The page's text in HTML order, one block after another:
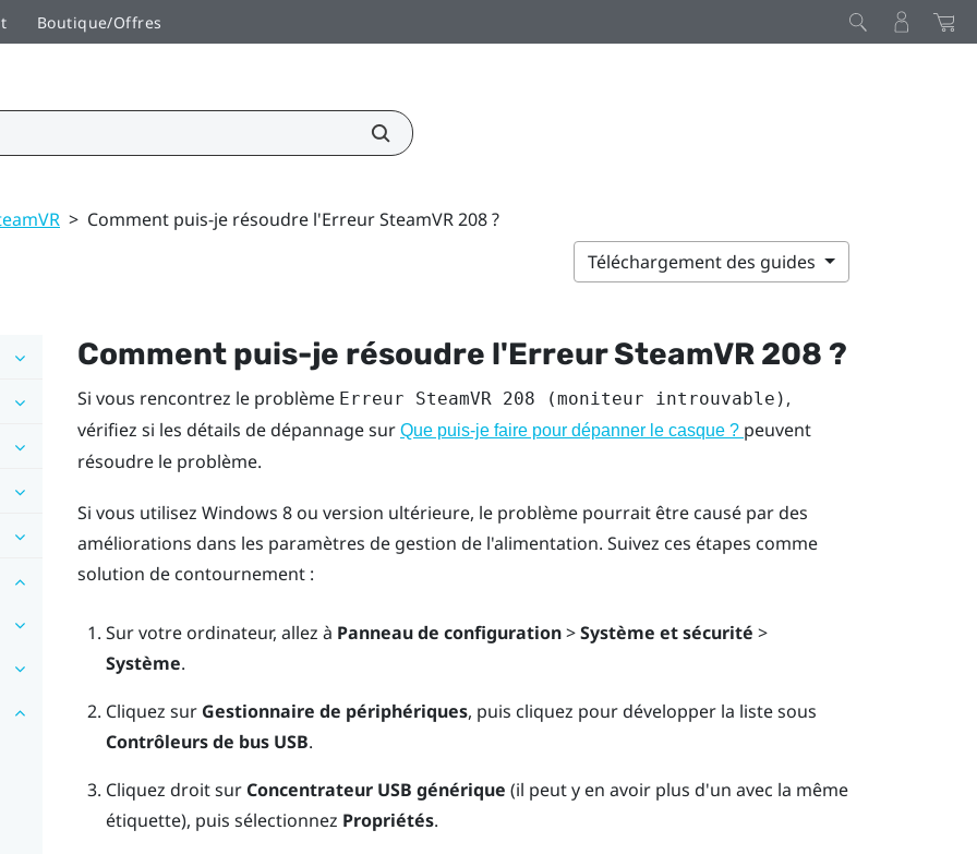
Boutique/Offres
> Comment puis-je résoudre l'Erreur SteamVR 208 ?
Téléchargement des guides
Comment puis-je résoudre l'Erreur SteamVR 208 ?
Si vous rencontrez le problème Erreur SteamVR 208 (moniteur introuvable) ,
vérifiez si les détails de dépannage sur Que puis-je faire pour dépanner le casque ? peuvent
résoudre le problème.
Si vous utilisez Windows 8 ou version ultérieure, le problème pourrait être causé par des
améliorations dans les paramètres de gestion de l'alimentation. Suivez ces étapes comme
solution de contournement :
Sur votre ordinateur, allez à Panneau de configuration>Système et sécurité >
Système.
Cliquez sur Gestionnaire de périphériques, puis cliquez pour développer la liste sous
Contrôleurs de bus USB.
Cliquez droit sur Concentrateur USB générique (il peut y en avoir plus d'un avec la même
étiquette), puis sélectionnez Propriétés.